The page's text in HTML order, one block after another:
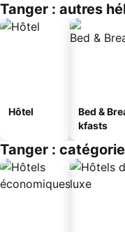
Tanger : autres
Hôtel
Bed &
kfasts
Tanger :